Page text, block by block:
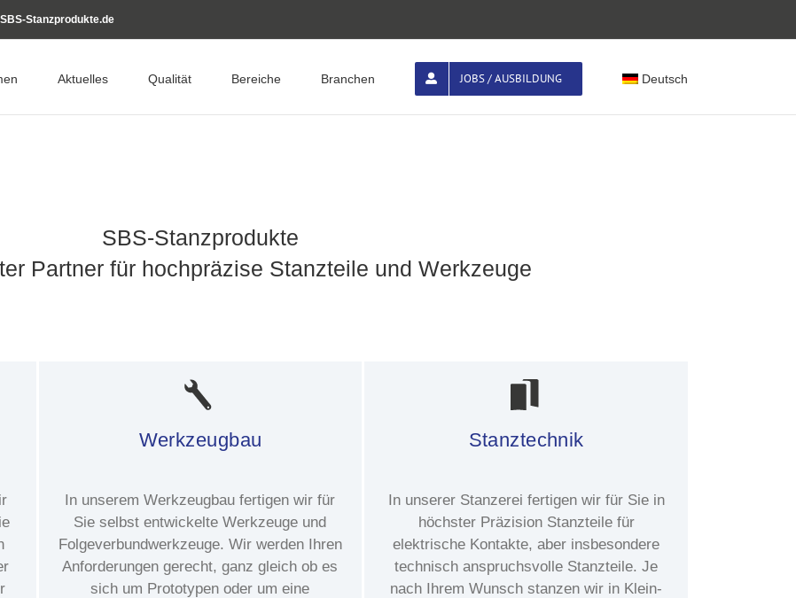
Stanzprodukte.de
Aktuelles Qualität Bereiche Branchen JOBS / AUSBILDUNG Deutsch
SBS-Stanzprodukte
Partner für hochpräzise Stanzteile und Werkzeuge
Werkzeugbau
In unserem Werkzeugbau fertigen wir für
Sie selbst entwickelte Werkzeuge und
Folgeverbundwerkzeuge. Wir werden Ihren
Anforderungen gerecht, ganz gleich ob es
sich um Prototypen oder um eine
Stanztechnik
In unserer Stanzerei fertigen wir für Sie in
höchster Präzision Stanzteile für
elektrische Kontakte, aber insbesondere
technisch anspruchsvolle Stanzteile. Je
nach Ihrem Wunsch stanzen wir in Klein-